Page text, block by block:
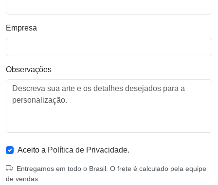
Empresa
Observações
Aceito a Política de Privacidade.
Entregamos em todo o Brasil. O frete é calculado pela equipe
de vendas.